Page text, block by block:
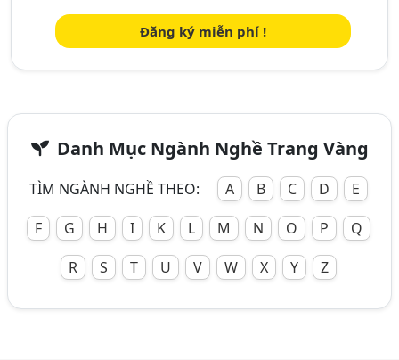
Đăng ký miễn phí !
Danh Mục Ngành Nghề Trang Vàng
TÌM NGÀNH NGHỀ THEO: A B C D
E
F
G H I K L M N O P
Q
R
S T U V W X Y Z